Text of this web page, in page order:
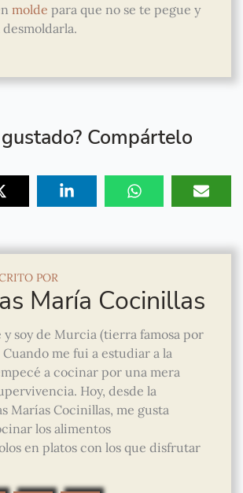
molde para que no se te pegue y
gustado? Compártelo
POR
María Cocinillas
y soy de Murcia (tierra famosa por
me fui a estudiar a la
a cocinar por una mera
Hoy, desde la
Marías Cocinillas, me gusta
los alimentos
en platos con los que disfrutar